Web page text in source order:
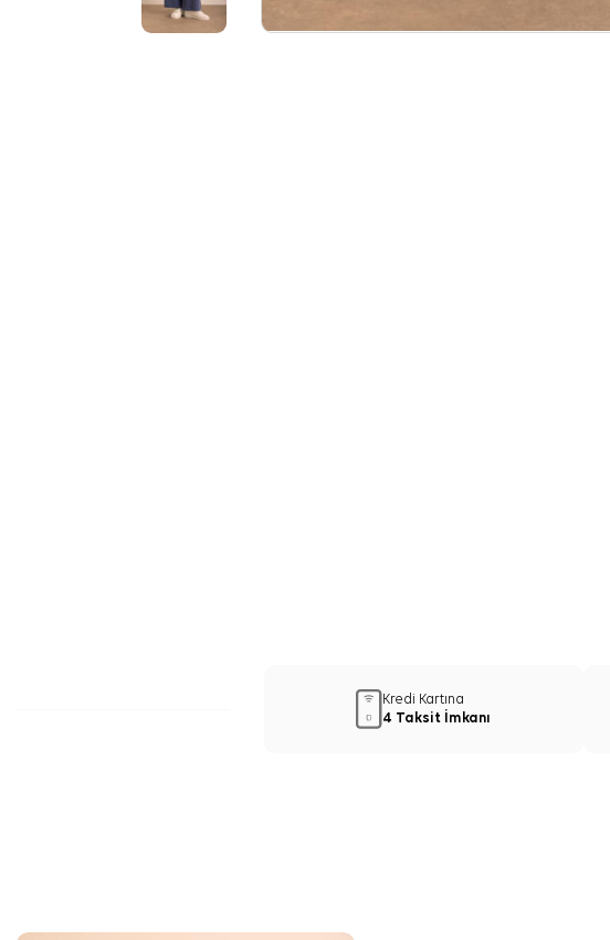
Kredi Kartına
4 Taksit İmkanı